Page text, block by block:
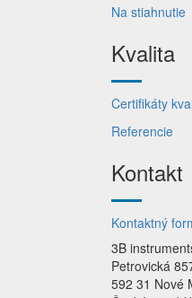
Na stiahnutie
Kvalita
Certifikáty
Referencie
Kontakt
Kontaktný
3B
Petrovická
592 31 Nové